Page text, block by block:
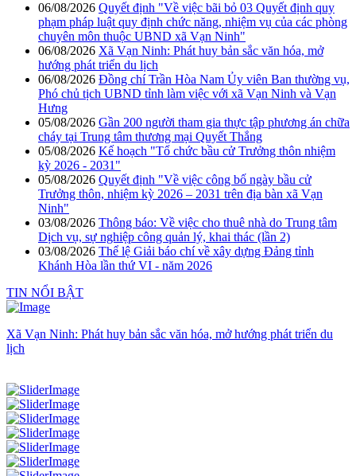
06/08/2026 Quyết định "Về việc bãi bỏ 03 Quyết định quy
phạm pháp luật quy định chức năng, nhiệm vụ của các phòng
chuyên môn thuộc UBND xã Vạn Ninh"
06/08/2026 Xã Vạn Ninh: Phát huy bản sắc văn hóa, mở
hướng phát triển du lịch
06/08/2026 Đồng chí Trần Hòa Nam Ủy viên Ban thường vụ,
Phó chủ tịch UBND tỉnh làm việc với xã Vạn Ninh và Vạn
Hưng
05/08/2026 Gần 200 người tham gia thực tập phương án chữa
cháy tại Trung tâm thương mại Quyết Thắng
05/08/2026 Kế hoạch "Tổ chức bầu cử Trưởng thôn nhiệm
kỳ 2026 - 2031"
05/08/2026 Quyết định "Về việc công bố ngày bầu cử
Trưởng thôn, nhiệm kỳ 2026 – 2031 trên địa bàn xã Vạn
Ninh"
03/08/2026 Thông báo: Về việc cho thuê nhà do Trung tâm
Dịch vụ, sự nghiệp công quản lý, khai thác (lần 2)
03/08/2026 Thể lệ Giải báo chí về xây dựng Đảng tỉnh
Khánh Hòa lần thứ VI - năm 2026
TIN NỔI BẬT
Xã Vạn Ninh: Phát huy bản sắc văn hóa, mở hướng phát triển du
lịch